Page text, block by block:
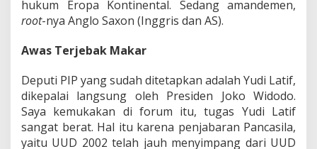
hukum Eropa Kontinental. Sedang amandemen,
root-nya Anglo Saxon (Inggris dan AS).
Awas Terjebak Makar
Deputi PIP yang sudah ditetapkan adalah Yudi Latif,
dikepalai langsung oleh Presiden Joko Widodo.
Saya kemukakan di forum itu, tugas Yudi Latif
sangat berat. Hal itu karena penjabaran Pancasila,
yaitu UUD 2002 telah jauh menyimpang dari UUD